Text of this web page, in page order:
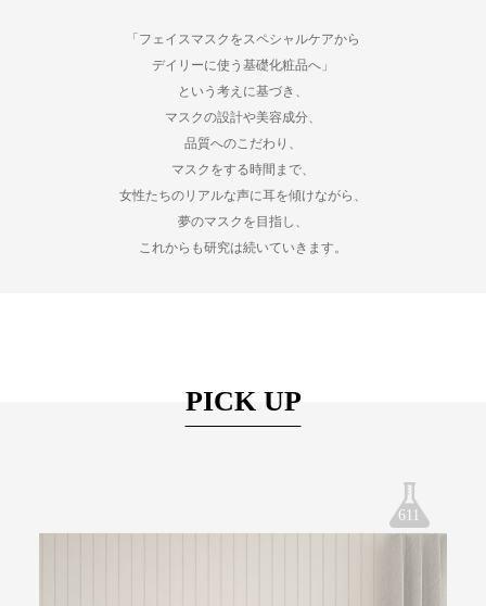
「フェイスマスクをスペシャルケアから
デイリーに使う基礎化粧品へ」
という考えに基づき、
マスクの設計や美容成分、
品質へのこだわり、
マスクをする時間まで、
女性たちのリアルな声に耳を傾けながら、
夢のマスクを目指し、
これからも研究は続いていきます。
PICK UP
611